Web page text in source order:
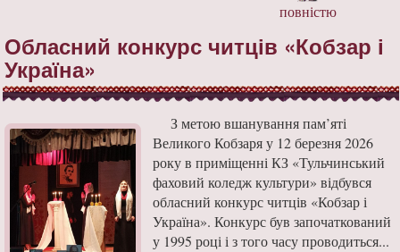
повністю
Обласний конкурс читців «Кобзар і
Україна»
З метою вшанування пам’яті
Великого Кобзаря у 12 березня 2026
року в приміщенні КЗ «Тульчинський
фаховий коледж культури» відбувся
обласний конкурс читців «Кобзар і
Україна». Конкурс був започаткований
у 1995 році і з того часу проводиться...